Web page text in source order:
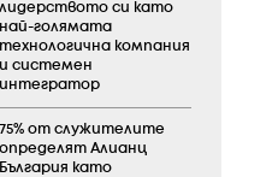
лидерството си като
най-голямата
технологична компания
и системен
интегратор
75% от служителите
определят Алианц
България като